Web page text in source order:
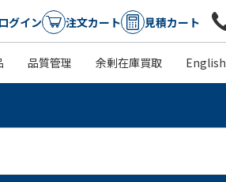
グイン 注文カート 見積カート
品質管理 余剰在庫買取 English